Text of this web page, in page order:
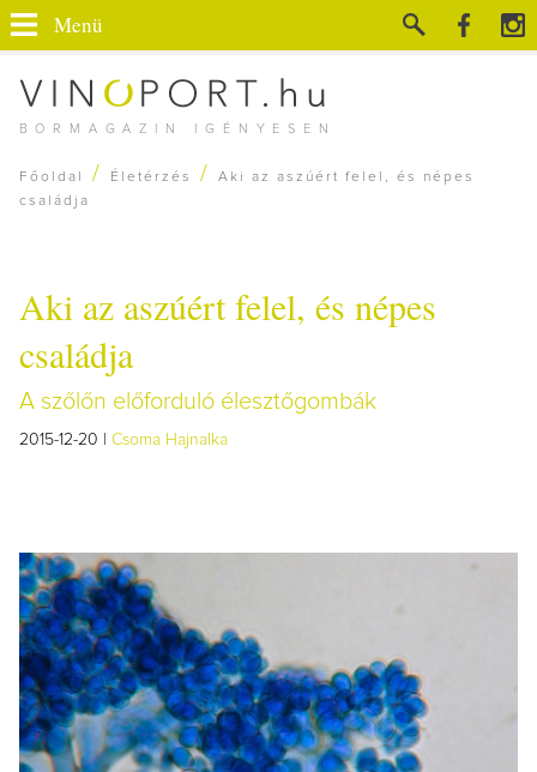
BORMAGAZIN IGÉNYESEN
Menü
Főoldal / Életérzés /
Aki az aszúért felel, és népes
családja
Aki az aszúért felel, és népes
családja
A szőlőn előforduló élesztőgombák
2015-12-20 | Csoma Hajnalka